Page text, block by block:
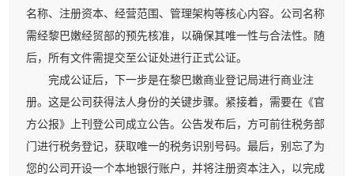
名称、注册资本、经营范围、管理架构等核心内容。公司名称
需经黎巴嫩经贸部的预先核准，以确保其唯一性与合法性。随
后，所有文件需提交至公证处进行正式公证。
完成公证后，下一步是在黎巴嫩商业登记局进行商业注
册。这是公司获得法人身份的关键步骤。紧接着，需要在《官
方公报》上刊登公司成立公告。公告发布后，方可前往税务部
门进行税务登记，获取唯一的税务识别号码。最后，别忘了为
您的公司开设一个本地银行账户，并将注册资本注入，以完成